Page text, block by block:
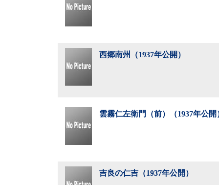
西郷南州（1937年公開）
雲霧仁左衛門（前）（1937年公開
吉良の仁吉（1937年公開）